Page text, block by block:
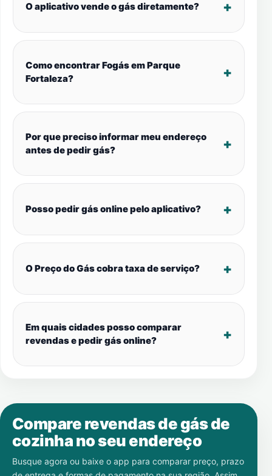
O aplicativo vende o gás diretamente?
Como encontrar Fogás em Parque
Fortaleza?
Por que preciso informar meu endereço
antes de pedir gás?
Posso pedir gás online pelo aplicativo?
O Preço do Gás cobra taxa de serviço?
Em quais cidades posso comparar
revendas e pedir gás online?
Compare revendas de gás de
cozinha no seu endereço
Busque agora ou baixe o app para comparar preço, prazo